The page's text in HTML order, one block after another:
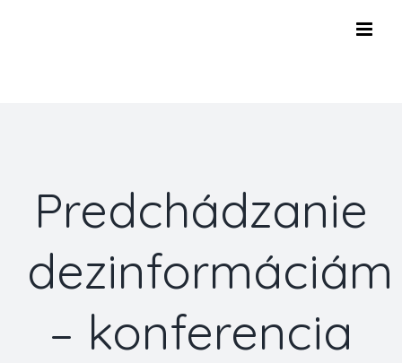
Predchádzanie
dezinformáciám
– konferencia